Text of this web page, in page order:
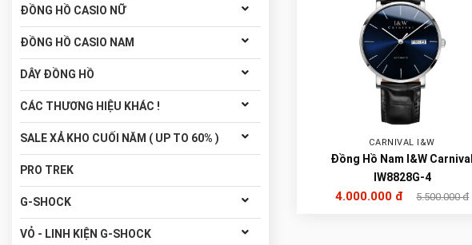
ĐỒNG HỒ CASIO NỮ
ĐỒNG HỒ CASIO NAM
DÂY ĐỒNG HỒ
CÁC THƯƠNG HIỆU KHÁC !
SALE XẢ KHO CUỐI NĂM ( UP TO 60% )
PRO TREK
G-SHOCK
VỎ - LINH KIỆN G-SHOCK
CARNIVAL I&W
Đồng Hồ Nam I&W Carnival
IW8828G-4
4.000.000 đ 5.500.000 đ